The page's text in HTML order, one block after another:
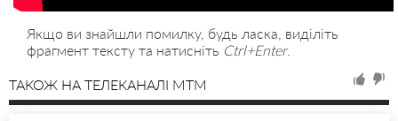
Якщо ви знайшли помилку, будь ласка, виділіть
фрагмент тексту та натисніть Ctrl+Enter.
ТАКОЖ НА ТЕЛЕКАНАЛІ MTM